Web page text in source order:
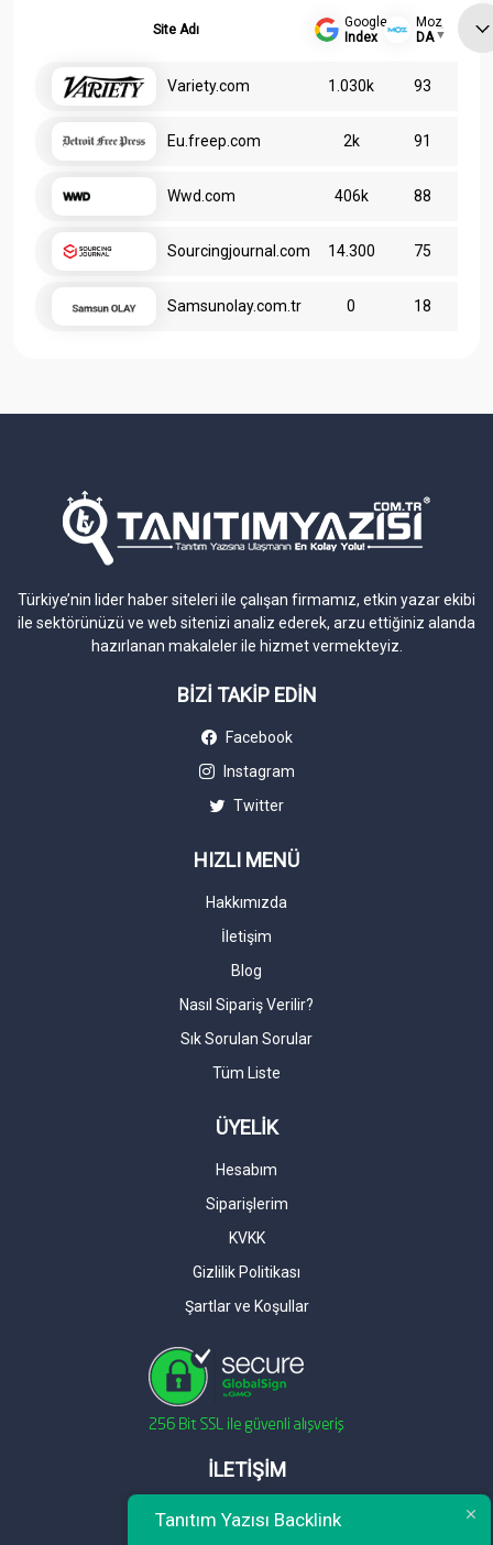
Site Adı
Google
Index
Moz
DA
Variety.com 1.030k 93
Eu.freep.com 2k 91
Wwd.com 406k 88
Sourcingjournal.com 14.300 75
Samsunolay.com.tr 0 18
Türkiye’nin lider haber siteleri ile çalışan firmamız, etkin yazar ekibi
ile sektörünüzü ve web sitenizi analiz ederek, arzu ettiğiniz alanda
hazırlanan makaleler ile hizmet vermekteyiz.
BİZİ TAKİP EDİN
Facebook
Instagram
Twitter
HIZLI MENÜ
Hakkımızda
İletişim
Blog
Nasıl Sipariş Verilir?
Sık Sorulan Sorular
Tüm Liste
ÜYELİK
Hesabım
Siparişlerim
KVKK
Gizlilik Politikası
Şartlar ve Koşullar
İLETİŞİM
Telefon : 0 212 461 75 87
Tanıtım Yazısı Backlink